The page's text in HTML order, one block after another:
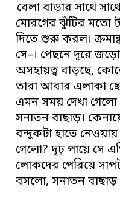
বেলা বাড়ার সাথে
মোরগের ঝুঁটির মতো
দিতে শুরু করল।
সে–। পেছনে দূরে
অসহায়ত্ব বাড়ছে,
তারা আবার এলাকা
এমন সময় দেখা গেলো
সনাতন বাছাড়।
বন্দুকটা হাতে
গেলো? দৃঢ় পায়ে সে
লোকদের পেরিয়ে
বসলো, সনাতন বাছাড়